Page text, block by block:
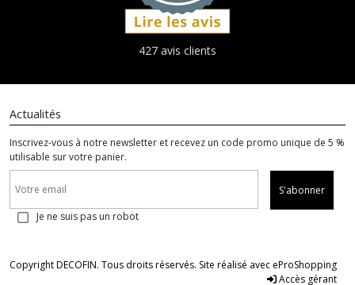
427 avis clients
Actualités
Inscrivez-vous à notre newsletter et recevez un code promo unique de 5 %
utilisable sur votre panier.
S'abonner
Je ne suis pas un robot
Copyright DECOFIN. Tous droits réservés. Site réalisé avec eProShopping
Accès gérant